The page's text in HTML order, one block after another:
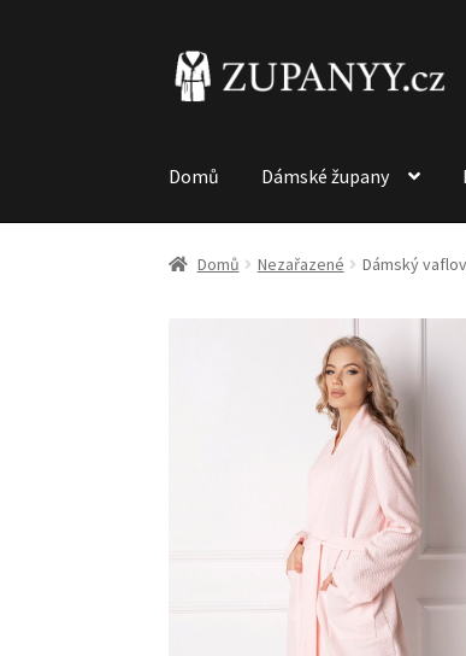
Přeskočit
na
Přejít
k
Domů
Dámské župany
Domů Nezařazené Dámský